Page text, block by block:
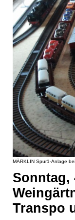
MÄRKLIN Spur1-Anlage
Sonntag,
Transpo